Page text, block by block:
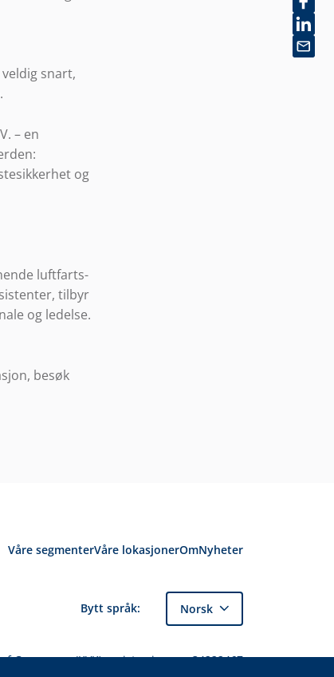
snart,
– en
og
luftfarts-
tilbyr
og ledelse.
besøk
Våre segmenterVåre lokasjonerOmNyheter
Bytt språk: Norsk
Commerce (KVK) registreringsnr. 34222467